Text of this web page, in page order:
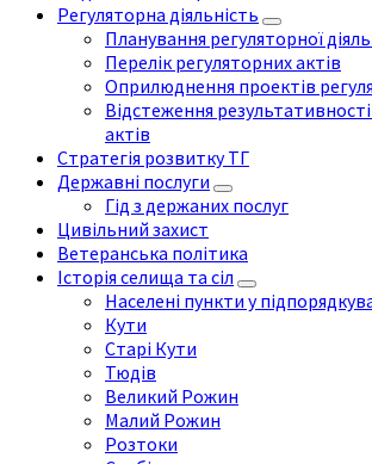
Регуляторна діяльність
Планування регуляторної
Перелік регуляторних актів
Оприлюднення проектів
Відстеження
актів
Стратегія розвитку ТГ
Державні послуги
Гід з держаних послуг
Цивільний захист
Ветеранська політика
Історія селища та сіл
Населені пункти у
Кути
Старі Кути
Тюдів
Великий Рожин
Малий Рожин
Розтоки